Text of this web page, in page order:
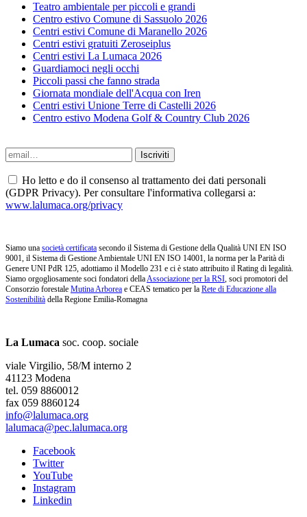
Teatro ambientale per piccoli e grandi
Centro estivo Comune di Sassuolo 2026
Centri estivi Comune di Maranello 2026
Centri estivi gratuiti Zeroseiplus
Centri estivi La Lumaca 2026
Guardiamoci negli occhi
Piccoli passi che fanno strada
Giornata mondiale dell'Acqua con Iren
Centri estivi Unione Terre di Castelli 2026
Centro estivo Modena Golf & Country Club 2026
Ho letto e do il consenso al trattamento dei dati personali
(GDPR Privacy). Per consultare l'informativa collegarsi a:
www.lalumaca.org/privacy
Siamo una società certificata secondo il Sistema di Gestione della Qualità UNI EN ISO
9001, il Sistema di Gestione Ambientale UNI EN ISO 14001, la norma per la Parità di
Genere UNI PdR 125, adottiamo il Modello 231 e ci è stato attribuito il Rating di legalità.
Siamo orgogliosamente soci fondatori dellaAssociazione per la RSI, soci promotori del
Consorzio forestale Mutina Arborea e CEAS tematico per la Rete di Educazione alla
Sostenibilità della Regione Emilia-Romagna
La Lumaca soc. coop. sociale
viale Virgilio, 58/M interno 2
41123 Modena
tel. 059 8860012
fax 059 8860124
info@lalumaca.org
lalumaca@pec.lalumaca.org
Facebook
Twitter
YouTube
Instagram
Linkedin